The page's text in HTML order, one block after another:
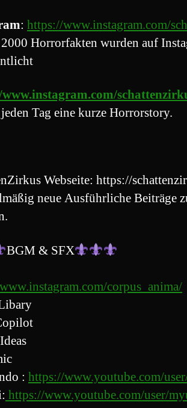
: https://www.instagram.com/
Horrorfakten wurden auf
Tag eine kurze Horrorstory.
Webseite: https://
neue Ausführliche Beiträge
BGM & SFX
corpus_anima/
: https://www.youtube.com/
https://www.youtube.com/user/